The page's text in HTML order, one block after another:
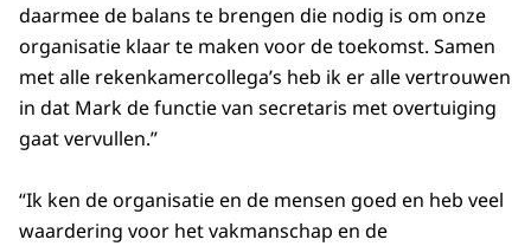
daarmee de balans te brengen die nodig is om onze
organisatie klaar te maken voor de toekomst. Samen
met alle rekenkamercollega’s heb ik er alle vertrouwen
in dat Mark de functie van secretaris met overtuiging
gaat vervullen.”
“Ik ken de organisatie en de mensen goed en heb veel
waardering voor het vakmanschap en de